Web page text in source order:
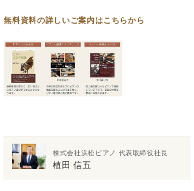
無料資料の詳しいご案内はこちらから
株式会社浜松ピアノ 代表取締役社長
植田 信五